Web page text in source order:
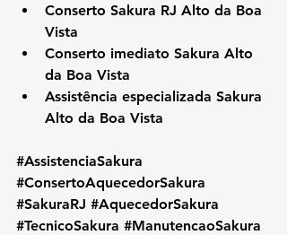
Conserto Sakura RJ Alto da Boa
Vista
Conserto imediato Sakura Alto
da Boa Vista
Assistência especializada Sakura
Alto da Boa Vista
#AssistenciaSakura
#ConsertoAquecedorSakura
#SakuraRJ #AquecedorSakura
#TecnicoSakura #ManutencaoSakura